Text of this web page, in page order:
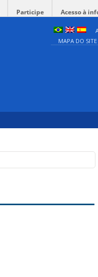
Participe Acesso à
MAPA DO SITE